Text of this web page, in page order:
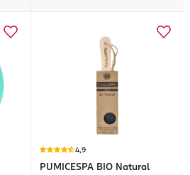
4,9
PUMICESPA BIO Natural